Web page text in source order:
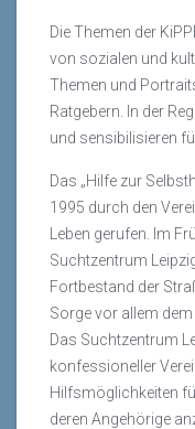
Die Themen der
von sozialen und
Themen und
Ratgebern. In der
und sensibilisieren
Das „Hilfe zur
1995 durch den
Leben gerufen. Im
Suchtzentrum
Fortbestand der
Sorge vor allem dem
Das Suchtzentrum
konfessioneller
Hilfsmöglichkeiten
deren Angehörige